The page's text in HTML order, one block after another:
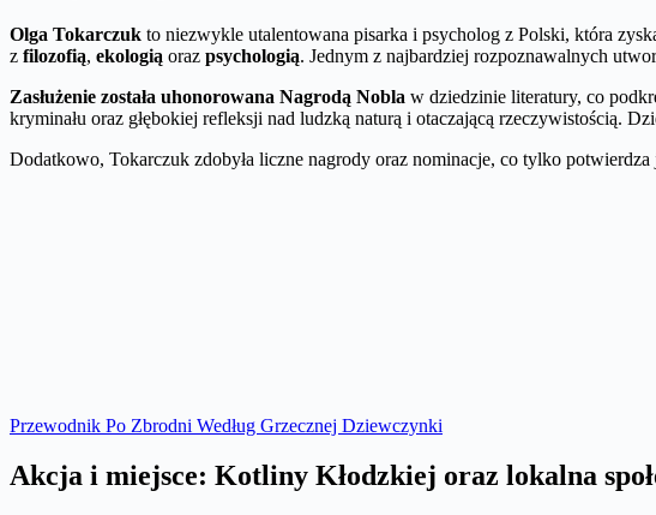
Olga Tokarczuk to niezwykle utalentowana pisarka i psycholog z Polski, która
z filozofią, ekologią oraz psychologią. Jednym z najbardziej rozpoznawalnych
Zasłużenie została uhonorowana Nagrodą Nobla w dziedzinie literatury, co
kryminału oraz głębokiej refleksji nad ludzką naturą i otaczającą rzeczywistością.
Dodatkowo, Tokarczuk zdobyła liczne nagrody oraz nominacje, co tylko
Przewodnik Po Zbrodni Według Grzecznej Dziewczynki
Akcja i miejsce: Kotliny Kłodzkiej oraz lokalna